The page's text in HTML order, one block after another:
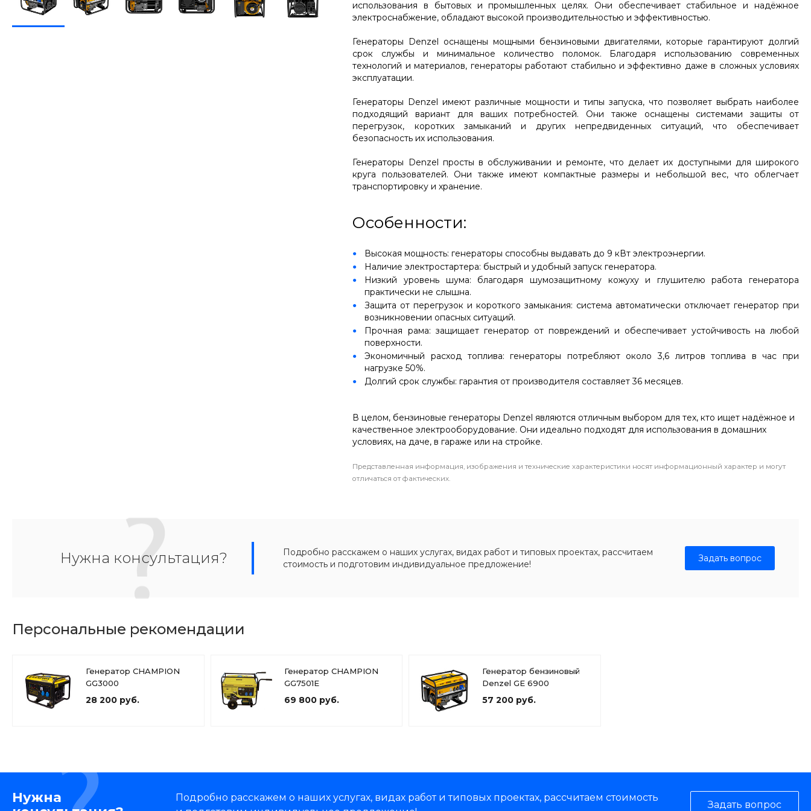
использования в бытовых и промышленных целях. Они обеспечивает стабильное и надёжное
электроснабжение, обладают высокой производительностью и эффективностью.
Генераторы Denzel оснащены мощными бензиновыми двигателями, которые гарантируют долгий
срок службы и минимальное количество поломок. Благодаря использованию современных
технологий и материалов, генераторы работают стабильно и эффективно даже в сложных условиях
эксплуатации.
Генераторы Denzel имеют различные мощности и типы запуска, что позволяет выбрать наиболее
подходящий вариант для ваших потребностей. Они также оснащены системами защиты от
перегрузок, коротких замыканий и других непредвиденных ситуаций, что обеспечивает
безопасность их использования.
Генераторы Denzel просты в обслуживании и ремонте, что делает их доступными для широкого
круга пользователей. Они также имеют компактные размеры и небольшой вес, что облегчает
транспортировку и хранение.
Особенности:
Высокая мощность: генераторы способны выдавать до 9 кВт электроэнергии.
Наличие электростартера: быстрый и удобный запуск генератора.
Низкий уровень шума: благодаря шумозащитному кожуху и глушителю работа генератора
практически не слышна.
Защита от перегрузок и короткого замыкания: система автоматически отключает генератор при
возникновении опасных ситуаций.
Прочная рама: защищает генератор от повреждений и обеспечивает устойчивость на любой
поверхности.
Экономичный расход топлива: генераторы потребляют около 3,6 литров топлива в час при
нагрузке 50%.
Долгий срок службы: гарантия от производителя составляет 36 месяцев.
В целом, бензиновые генераторы Denzel являются отличным выбором для тех, кто ищет надёжное и
качественное электрооборудование. Они идеально подходят для использования в домашних
условиях, на даче, в гараже или на стройке.
Представленная информация, изображения и технические характеристики носят информационный характер и могут
отличаться от фактических.
Нужна консультация?
Подробно расскажем о наших услугах, видах работ и типовых проектах, рассчитаем
стоимость и подготовим индивидуальное предложение!
Задать вопрос
Персональные рекомендации
Генератор CHAMPION
GG3000
28 200 руб.
Генератор CHAMPION
GG7501E
69 800 руб.
Генератор бензиновый
Denzel GE 6900
57 200 руб.
Нужна
Подробно расскажем о наших услугах, видах работ и типовых проектах, рассчитаем стоимость
Задать вопрос